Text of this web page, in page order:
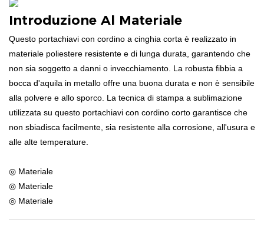
Introduzione Al Materiale
Questo portachiavi con cordino a cinghia corta è realizzato in
materiale poliestere resistente e di lunga durata, garantendo che
non sia soggetto a danni o invecchiamento. La robusta fibbia a
bocca d'aquila in metallo offre una buona durata e non è sensibile
alla polvere e allo sporco. La tecnica di stampa a sublimazione
utilizzata su questo portachiavi con cordino corto garantisce che
non sbiadisca facilmente, sia resistente alla corrosione, all'usura e
alle alte temperature.
◎ Materiale
◎ Materiale
◎ Materiale